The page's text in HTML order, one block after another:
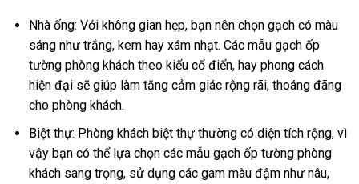
Nhà ống: Với không gian hẹp, bạn nên chọn gạch có màu
sáng như trắng, kem hay xám nhạt. Các mẫu gạch ốp
tường phòng khách theo kiểu cổ điển, hay phong cách
hiện đại sẽ giúp làm tăng cảm giác rộng rãi, thoáng đãng
cho phòng khách.
Biệt thự: Phòng khách biệt thự thường có diện tích rộng, vì
vậy bạn có thể lựa chọn các mẫu gạch ốp tường phòng
khách sang trọng, sử dụng các gam màu đậm như nâu,